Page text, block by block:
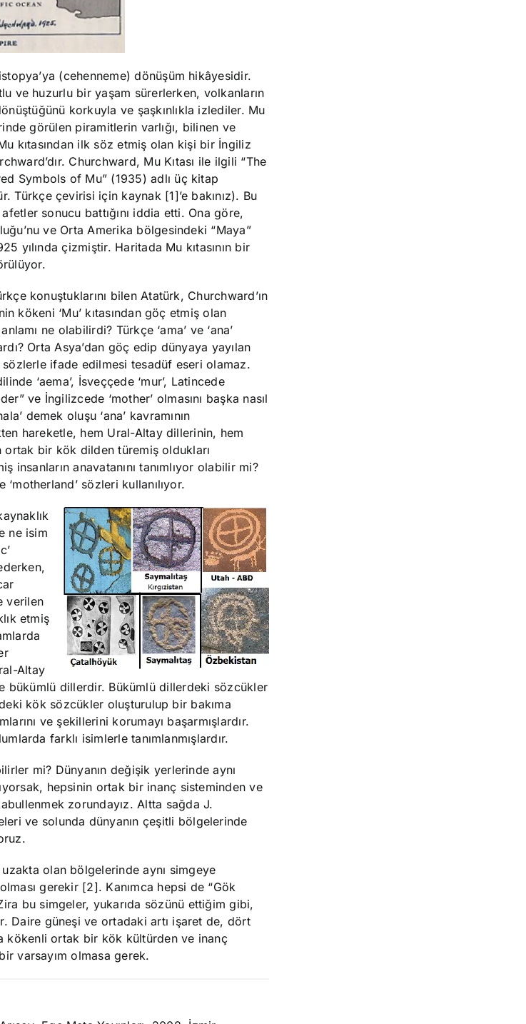
(cehenneme) dönüşüm hikâyesidir.
ve huzurlu bir yaşam sürerlerken, volkanların
korkuyla ve şaşkınlıkla izlediler. Mu
görülen piramitlerin varlığı, bilinen ve
kıtasından ilk söz etmiş olan kişi bir İngiliz
Churchward, Mu Kıtası ile ilgili “The
Symbols of Mu” (1935) adlı üç kitap
Türkçe çevirisi için kaynak [1]’e bakınız). Bu
sonucu battığını iddia etti. Ona göre,
ve Orta Amerika bölgesindeki “Maya”
yılında çizmiştir. Haritada Mu kıtasının bir
konuştuklarını bilen Atatürk, Churchward’ın
kökeni ‘Mu’ kıtasından göç etmiş olan
ne olabilirdi? Türkçe ‘ama’ ve ‘ana’
Orta Asya’dan göç edip dünyaya yayılan
sözlerle ifade edilmesi tesadüf eseri olamaz.
‘aema’, İsveççede ‘mur’, Latincede
ve İngilizcede ‘mother’ olmasını başka nasıl
demek oluşu ‘ana’ kavramının
hareketle, hem Ural-Altay dillerinin, hem
bir kök dilden türemiş oldukları
insanların anavatanını tanımlıyor olabilir mi?
sözleri kullanılıyor.
ne isim
verilen
etmiş
Altay
bükümlü dillerdir. Bükümlü dillerdeki sözcükler
kök sözcükler oluşturulup bir bakıma
ve şekillerini korumayı başarmışlardır.
farklı isimlerle tanımlanmışlardır.
mi? Dünyanın değişik yerlerinde aynı
hepsinin ortak bir inanç sisteminden ve
zorundayız. Altta sağda J.
ve solunda dünyanın çeşitli bölgelerinde
olan bölgelerinde aynı simgeye
gerekir [2]. Kanımca hepsi de “Gök
bu simgeler, yukarıda sözünü ettiğim gibi,
Daire güneşi ve ortadaki artı işaret de, dört
kökenli ortak bir kök kültürden ve inanç
varsayım olmasa gerek.